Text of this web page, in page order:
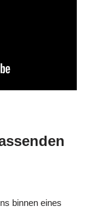
binnen eines